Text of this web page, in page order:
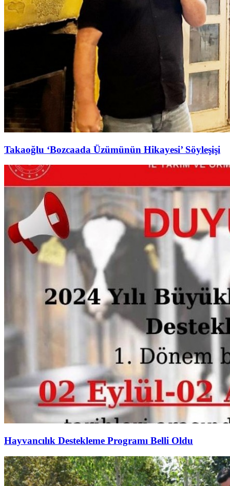
Takaoğlu ‘Bozcaada Üzümünün Hikayesi’ Söyleşişi
Hayvancılık Destekleme Programı Belli Oldu